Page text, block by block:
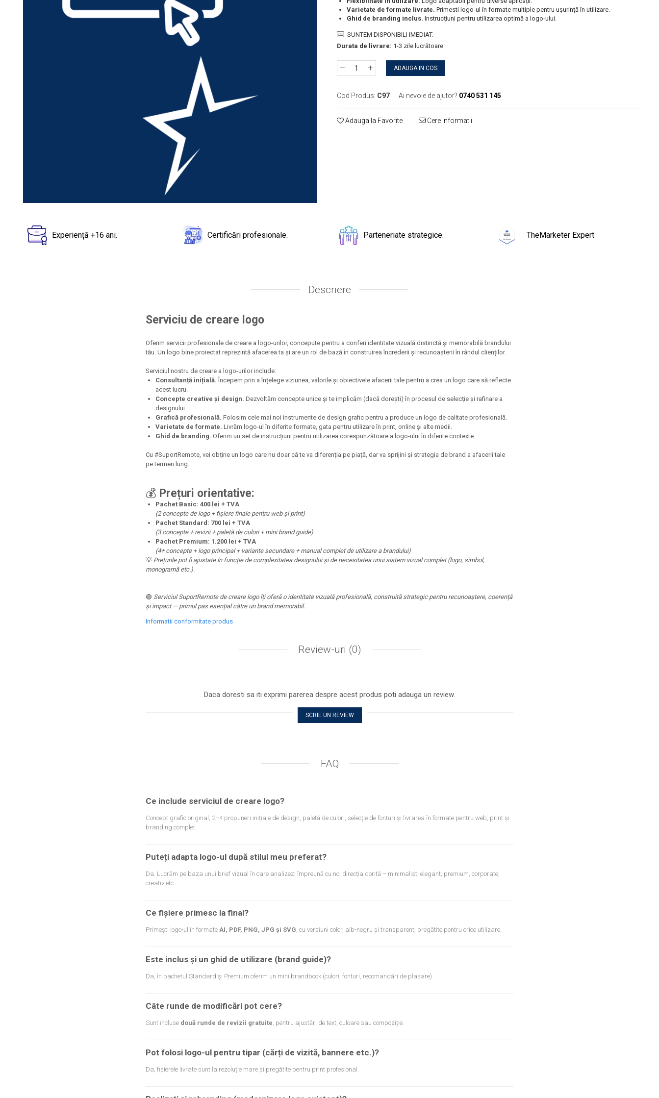
Facebook
Varietate de formate livrate. Primesti logo-ul în formate multiple pentru ușurință în utilizare.
Ghid de branding inclus. Instrucțiuni pentru utilizarea optimă a logo-ului.
SUNTEM DISPONIBILI IMEDIAT.
Durata de livrare: 1-3 zile lucrătoare
ADAUGA IN COS
Cod Produs: C97 Ai nevoie de ajutor? 0740 531 145
Adauga la Favorite Cere informatii
Experiență +16 ani. Certificări profesionale. Parteneriate strategice. TheMarketer Expert
Descriere
Serviciu de creare logo
Oferim servicii profesionale de creare a logo-urilor, concepute pentru a conferi identitate vizuală distinctă și memorabilă brandului
tău. Un logo bine proiectat reprezintă afacerea ta și are un rol de bază în construirea încrederii și recunoașterii în rândul clienților.
Serviciul nostru de creare a logo-urilor include:
Consultanță inițială. Începem prin a înțelege viziunea, valorile și obiectivele afacerii tale pentru a crea un logo care să reflecte
acest lucru.
Concepte creative și design. Dezvoltăm concepte unice și te implicăm (dacă dorești) în procesul de selecție și rafinare a
designului.
Grafică profesională. Folosim cele mai noi instrumente de design grafic pentru a produce un logo de calitate profesională.
Varietate de formate. Livrăm logo-ul în diferite formate, gata pentru utilizare în print, online și alte medii.
Ghid de branding. Oferim un set de instrucțiuni pentru utilizarea corespunzătoare a logo-ului în diferite contexte.
Cu #SuportRemote, vei obține un logo care nu doar că te va diferenția pe piață, dar va sprijini și strategia de brand a afacerii tale
pe termen lung.
💰 Prețuri orientative:
Pachet Basic: 400 lei + TVA
(2 concepte de logo + fișiere finale pentru web și print)
Pachet Standard: 700 lei + TVA
(3 concepte + revizii + paletă de culori + mini brand guide)
Pachet Premium: 1.200 lei + TVA
(4+ concepte + logo principal + variante secundare + manual complet de utilizare a brandului)
💡 Prețurile pot fi ajustate în funcție de complexitatea designului și de necesitatea unui sistem vizual complet (logo, simbol,
monogramă etc.).
🟢 Serviciul SuportRemote de creare logo îți oferă o identitate vizuală profesională, construită strategic pentru recunoaștere, coerență
și impact — primul pas esențial către un brand memorabil.
Informatii conformitate produs
Review-uri (0)
Daca doresti sa iti exprimi parerea despre acest produs poti adauga un review.
SCRIE UN REVIEW
FAQ
Ce include serviciul de creare logo?
Concept grafic original, 2–4 propuneri inițiale de design, paletă de culori, selecție de fonturi și livrarea în formate pentru web, print și
branding complet.
Puteți adapta logo-ul după stilul meu preferat?
Da. Lucrăm pe baza unui brief vizual în care analizezi împreună cu noi direcția dorită – minimalist, elegant, premium, corporate,
creativ etc.
Ce fișiere primesc la final?
Primești logo-ul în formate AI, PDF, PNG, JPG și SVG, cu versiuni color, alb-negru și transparent, pregătite pentru orice utilizare.
Este inclus și un ghid de utilizare (brand guide)?
Da, în pachetul Standard și Premium oferim un mini brandbook (culori, fonturi, recomandări de plasare).
Câte runde de modificări pot cere?
Sunt incluse două runde de revizii gratuite, pentru ajustări de text, culoare sau compoziție.
Pot folosi logo-ul pentru tipar (cărți de vizită, bannere etc.)?
Da, fișierele livrate sunt la rezoluție mare și pregătite pentru print profesional.